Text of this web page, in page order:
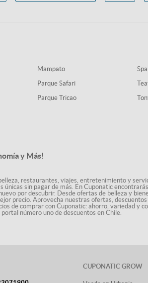
Mampato
Parque Safari
Parque Tricao
y Más!
restaurantes, viajes, entretenimiento y
sin pagar de más. En Cuponatic
por descubrir. Desde ofertas de belleza y
precio. Aprovecha nuestras ofertas,
de comprar con Cuponatic: ahorro, variedad y
número uno de descuentos en Chile.
CUPONATIC GROW